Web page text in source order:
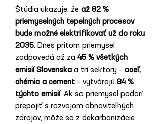
Štúdia ukazuje, že až 82 %
priemyselných tepelných procesov
bude možné elektrifikovať už do roku
2035. Dnes pritom priemysel
zodpovedá až za 45 % všetkých
emisií Slovenska a tri sektory – oceľ,
chémia a cement – vytvárajú 84 %
týchto emisií. Ak sa priemysel podarí
prepojiť s rozvojom obnoviteľných
zdrojov, môže sa z dekarbonizácie